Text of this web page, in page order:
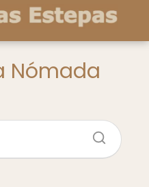
Nómada